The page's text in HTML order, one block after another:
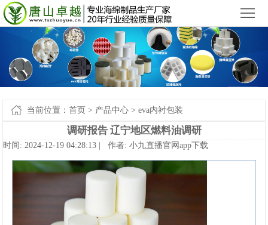
您好，欢迎来到 小九直播官网app下载苹果版_小九直播官网手机app下载
首
品
新
心
小
于
联
当前位置：首页 > 产品中心 >eva内衬包装
调研报告辽宁地区燃料油调研
时间:2024-12-1904:28:13|作者:小九直播官网app下载